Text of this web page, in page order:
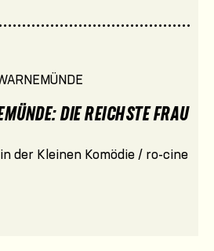
DIE REICHSTE FRAU
der Kleinen Komödie / ro-cine